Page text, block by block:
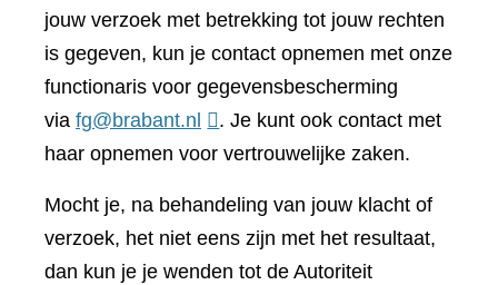
jouw verzoek met betrekking tot jouw rechten
is gegeven, kun je contact opnemen met onze
functionaris voor gegevensbescherming
via fg@brabant.nl
. Je kunt ook contact met
haar opnemen voor vertrouwelijke zaken.
Mocht je, na behandeling van jouw klacht of
verzoek, het niet eens zijn met het resultaat,
dan kun je je wenden tot de Autoriteit